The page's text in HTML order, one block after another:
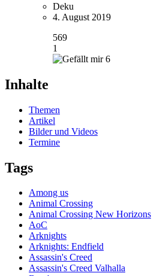
Deku
4. August 2019
569
1
6
Inhalte
Themen
Artikel
Bilder und Videos
Termine
Tags
Among us
Animal Crossing
Animal Crossing New Horizons
AoC
Arknights
Arknights: Endfield
Assassin's Creed
Assassin's Creed Valhalla